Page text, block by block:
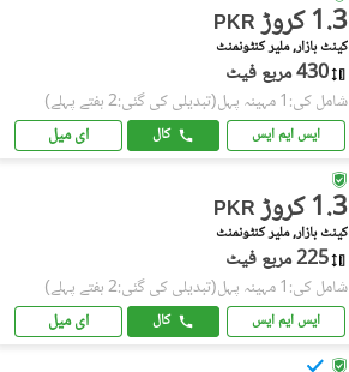
PKR 1.3 کروڑ
کینٹ بازار, ملیر کنٹونمنٹ
430 مربع فیٹ
شامل کی:1 مہینہ پہل (تبدیلی کی گئی:2 ہفتے پہلے)
ایس ایم ایس کال ای میل
PKR 1.3 کروڑ
کینٹ بازار, ملیر کنٹونمنٹ
225 مربع فیٹ
شامل کی:1 مہینہ پہل (تبدیلی کی گئی:2 ہفتے پہلے)
ایس ایم ایس کال ای میل